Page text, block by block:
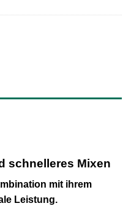
schnelleres Mixen
mit ihrem
Leistung.